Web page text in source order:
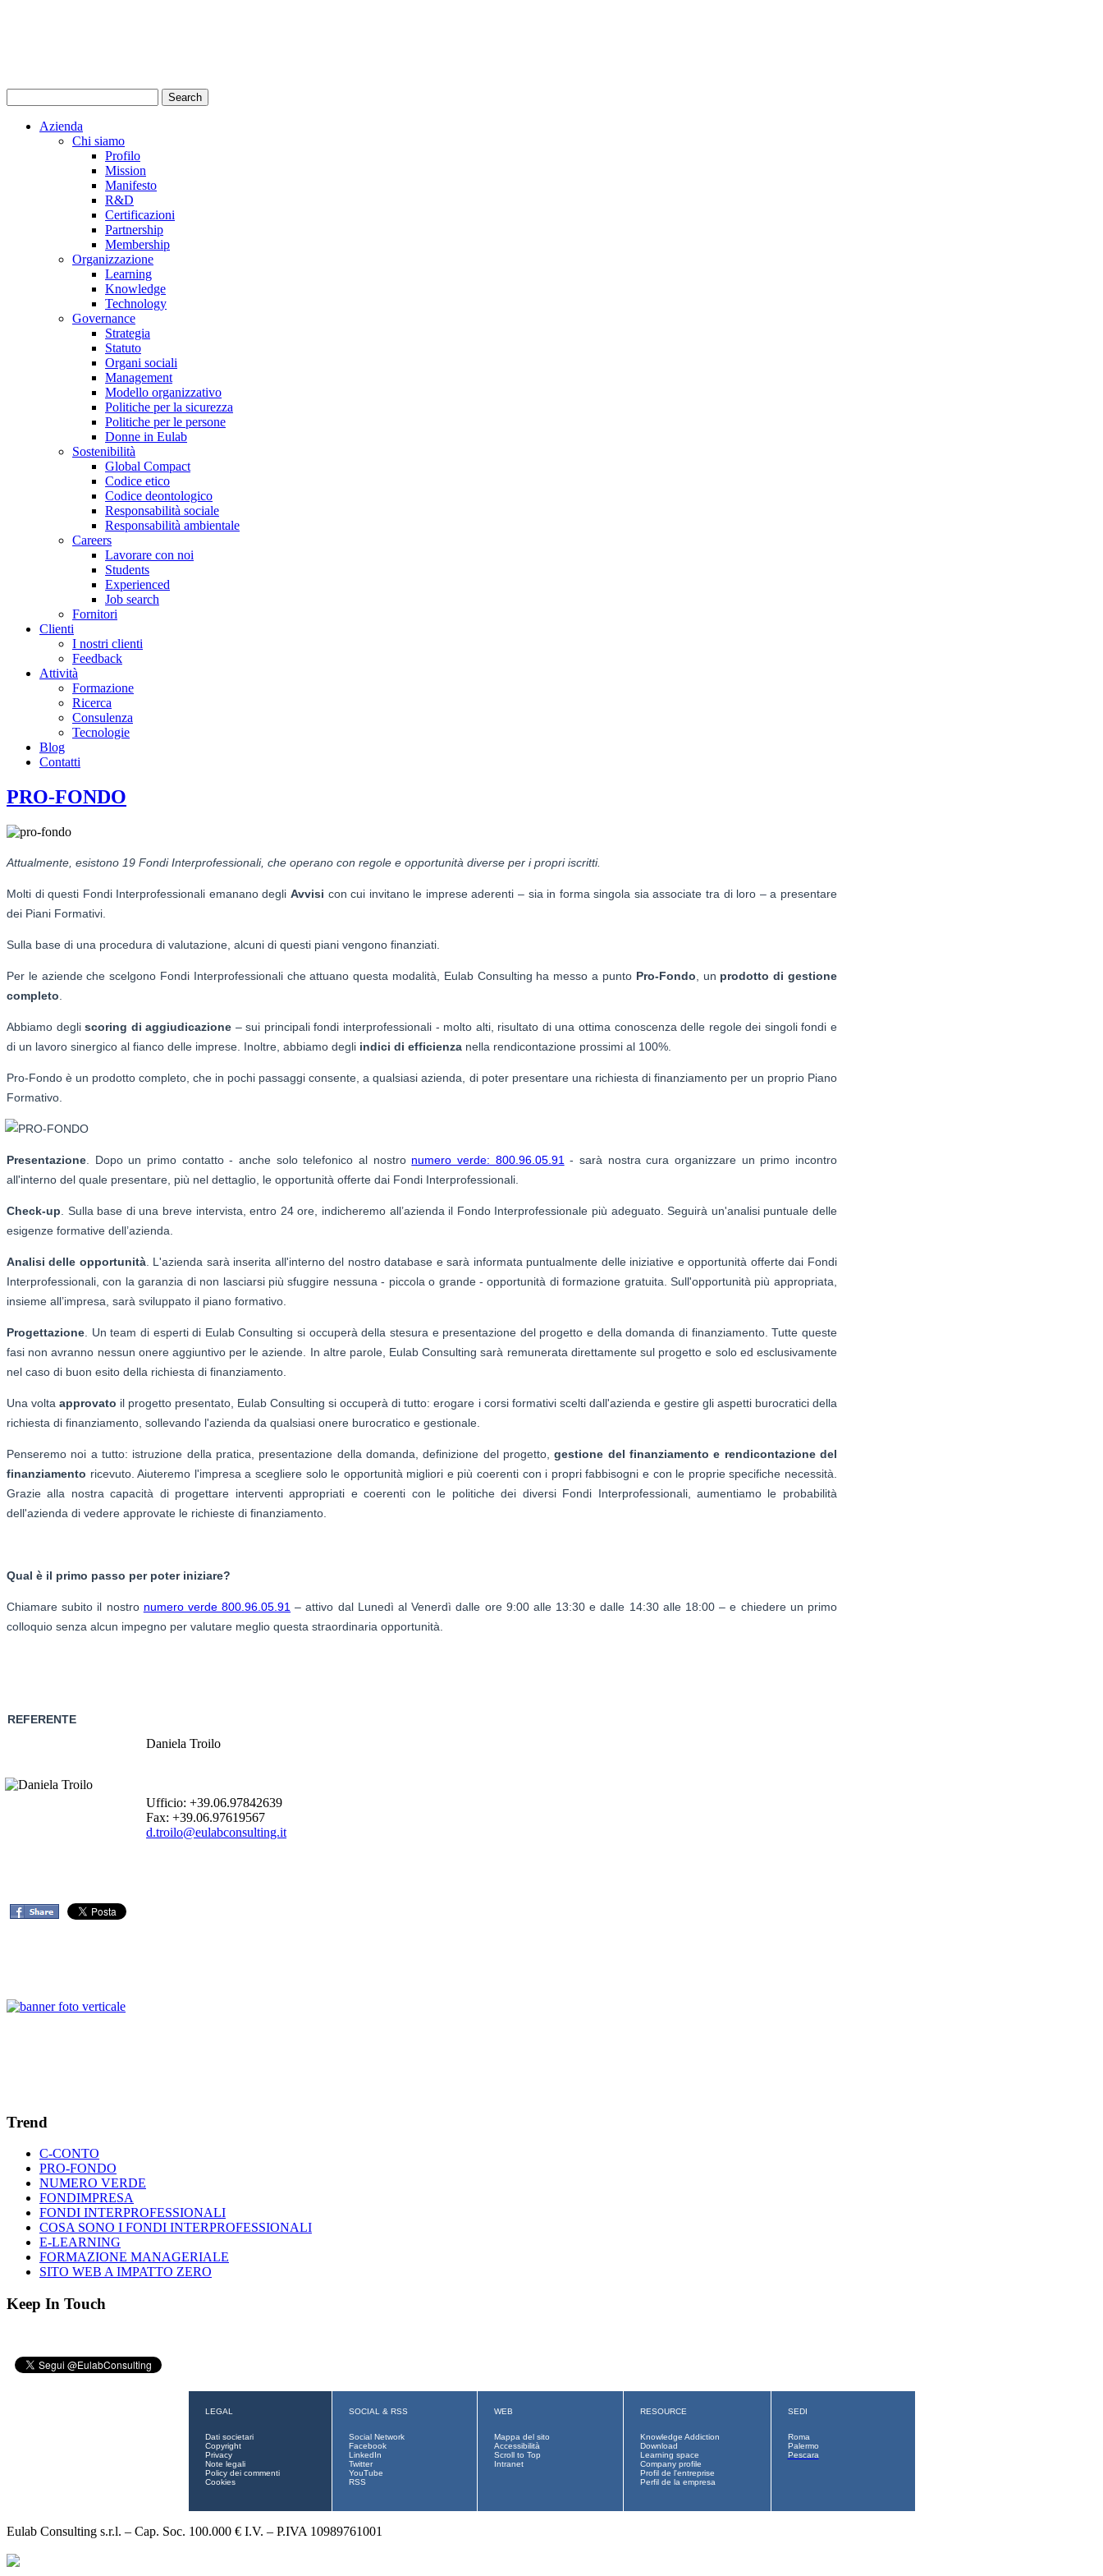
Azienda
Chi siamo
Profilo
Mission
Manifesto
R&D
Certificazioni
Partnership
Membership
Organizzazione
Learning
Knowledge
Technology
Governance
Strategia
Statuto
Organi sociali
Management
Modello organizzativo
Politiche per la sicurezza
Politiche per le persone
Donne in Eulab
Sostenibilità
Global Compact
Codice etico
Codice deontologico
Responsabilità sociale
Responsabilità ambientale
Careers
Lavorare con noi
Students
Experienced
Job search
Fornitori
Clienti
I nostri clienti
Feedback
Attività
Formazione
Ricerca
Consulenza
Tecnologie
Blog
Contatti
PRO-FONDO
Attualmente, esistono 19 Fondi Interprofessionali, che operano con regole e opportunità diverse per i propri iscritti.
Molti di questi Fondi Interprofessionali emanano degliAvvisi con cui invitano le imprese aderenti – sia in forma singola sia associate tra di loro – a presentare
dei Piani Formativi.
Sulla base di una procedura di valutazione, alcuni di questi piani vengono finanziati.
Per le aziende che scelgono Fondi Interprofessionali che attuano questa modalità, Eulab Consulting ha messo a punto Pro-Fondo , un prodotto di gestione
completo
Abbiamo degliscoring di aggiudicazione – sui principali fondi interprofessionali - molto alti, risultato di una ottima conoscenza delle regole dei singoli fondi e
di un lavoro sinergico al fianco delle imprese. Inoltre, abbiamo degli indici di efficienza nella rendicontazione prossimi al 100%.
Pro-Fondo è un prodotto completo, che in pochi passaggi consente, a qualsiasi azienda, di poter presentare una richiesta di finanziamento per un proprio Piano
Formativo.
Presentazione . Dopo un primo contatto - anche solo telefonico al nostro numero verde: 800.96.05.91 - sarà nostra cura organizzare un primo incontro
all'interno del quale presentare, più nel dettaglio, le opportunità offerte dai Fondi Interprofessionali.
Check-up . Sulla base di una breve intervista, entro 24 ore, indicheremo all’azienda il Fondo Interprofessionale più adeguato. Seguirà un'analisi puntuale delle
esigenze formative dell’azienda.
Analisi delle opportunità . L'azienda sarà inserita all'interno del nostro database e sarà informata puntualmente delle iniziative e opportunità offerte dai Fondi
Interprofessionali, con la garanzia di non lasciarsi più sfuggire nessuna - piccola o grande - opportunità di formazione gratuita. Sull'opportunità più appropriata,
insieme all’impresa, sarà sviluppato il piano formativo.
Progettazione . Un team di esperti di Eulab Consulting si occuperà della stesura e presentazione del progetto e della domanda di finanziamento. Tutte queste
fasi non avranno nessun onere aggiuntivo per le aziende. In altre parole, Eulab Consulting sarà remunerata direttamente sul progetto e solo ed esclusivamente
nel caso di buon esito della richiesta di finanziamento.
Una voltaapprovato il progetto presentato, Eulab Consulting si occuperà di tutto: erogare i corsi formativi scelti dall'azienda e gestire gli aspetti burocratici della
richiesta di finanziamento, sollevando l'azienda da qualsiasi onere burocratico e gestionale.
Penseremo noi a tutto: istruzione della pratica, presentazione della domanda, definizione del progetto,gestione del finanziamento e rendicontazione del
finanziamento ricevuto. Aiuteremo l'impresa a scegliere solo le opportunità migliori e più coerenti con i propri fabbisogni e con le proprie specifiche necessità.
Grazie alla nostra capacità di progettare interventi appropriati e coerenti con le politiche dei diversi Fondi Interprofessionali, aumentiamo le probabilità
dell'azienda di vedere approvate le richieste di finanziamento.
Qual è il primo passo per poter iniziare?
Chiamare subito il nostro numero verde 800.96.05.91 – attivo dal Lunedì al Venerdì dalle ore 9:00 alle 13:30 e dalle 14:30 alle 18:00 – e chiedere un primo
colloquio senza alcun impegno per valutare meglio questa straordinaria opportunità.
REFERENTE
Daniela Troilo
Ufficio: +39.06.97842639
Fax: +39.06.97619567
d.troilo@eulabconsulting.it
Trend
C-CONTO
PRO-FONDO
NUMERO VERDE
FONDIMPRESA
FONDI INTERPROFESSIONALI
COSA SONO I FONDI INTERPROFESSIONALI
E-LEARNING
FORMAZIONE MANAGERIALE
SITO WEB A IMPATTO ZERO
Keep In Touch
LEGAL SOCIAL & RSS WEB RESOURCE SEDI
Dati societari Social Network Mappa del sito Knowledge Addiction
Roma
Copyright
Facebook Accessibilità Download
Palermo
Privacy
LinkedIn Scroll to Top Learning space
Pescara
Note legali
Twitter Intranet
Company profile
Policy dei commenti
YouTube
Profil de l'entreprise
Cookies
RSS Perfil de la empresa
Eulab Consulting s.r.l. – Cap. Soc. 100.000 € I.V. – P.IVA 10989761001